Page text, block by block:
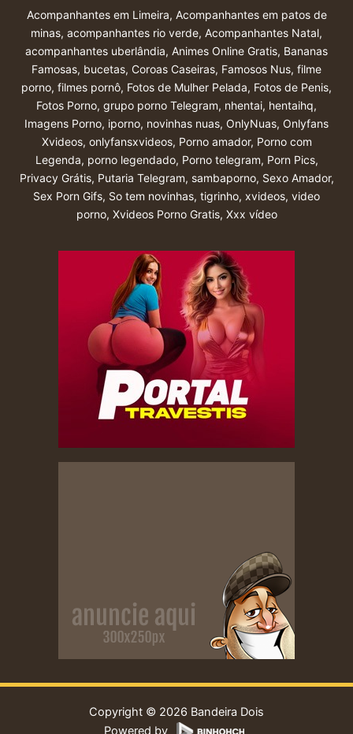
Acompanhantes em Limeira, Acompanhantes em patos de
minas, acompanhantes rio verde, Acompanhantes Natal,
acompanhantes uberlândia, Animes Online Gratis, Bananas
Famosas, bucetas, Coroas Caseiras, Famosos Nus, filme
porno, filmes pornô, Fotos de Mulher Pelada, Fotos de Penis,
Fotos Porno, grupo porno Telegram, nhentai, hentaihq,
Imagens Porno, iporno, novinhas nuas, OnlyNuas, Onlyfans
Xvideos, onlyfansxvideos, Porno amador, Porno com
Legenda, porno legendado, Porno telegram, Porn Pics,
Privacy Grátis, Putaria Telegram, sambaporno, Sexo Amador,
Sex Porn Gifs, So tem novinhas, tigrinho, xvideos, video
porno, Xvideos Porno Gratis, Xxx vídeo
Copyright © 2026 Bandeira Dois
Powered by